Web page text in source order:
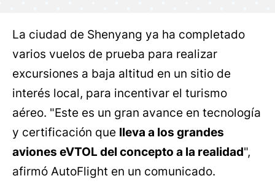
La ciudad de Shenyang ya ha completado
varios vuelos de prueba para realizar
excursiones a baja altitud en un sitio de
interés local, para incentivar el turismo
aéreo. "Este es un gran avance en tecnología
y certificación que lleva a los grandes
aviones eVTOL del concepto a la realidad",
afirmó AutoFlight en un comunicado.